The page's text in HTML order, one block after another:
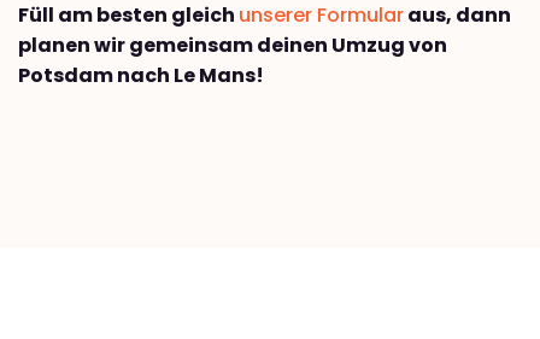
Füll am besten gleich unserer Formularaus, dann
planen wir gemeinsam deinen Umzug von
Potsdam nach Le Mans!